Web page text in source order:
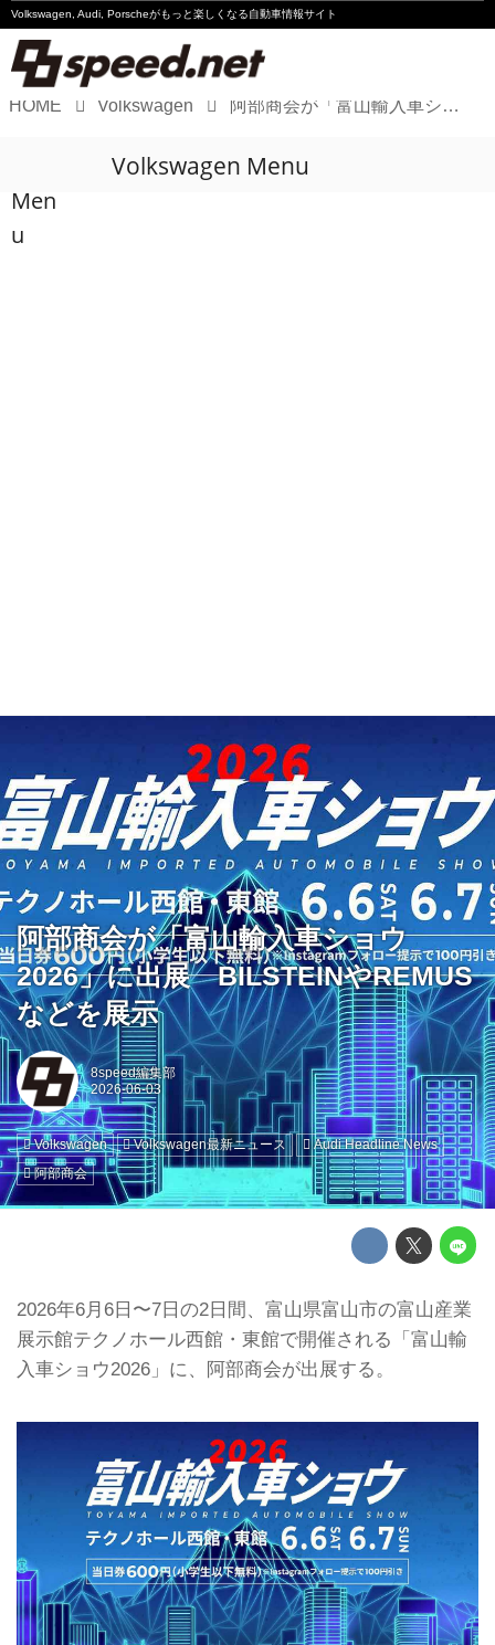
Volkswagen, Audi, Porscheがもっと楽しくなる自動車情報サイト
Audi
HOME Volkswagen 阿部商会が「富山輸入車ショウ2026」に出展 BILSTEINやREMUSなどを展示
Men
u
Volkswagen Menu
阿部商会が「富山輸入車ショウ
2026」に出展 BILSTEINやREMUS
などを展示
8speed編集部
Volkswagen Volkswagen最新ニュース
Audi Headline News
阿部商会
2026年6月6日〜7日の2日間、富山県富山市の富山産業
展示館テクノホール西館・東館で開催される「富山輸
入車ショウ2026」に、阿部商会が出展する。